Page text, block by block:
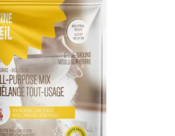
CART
FR
CART / DETAILS